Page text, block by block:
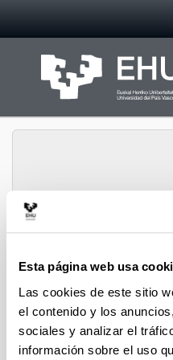
Esta página web usa
Las cookies de este sitio
el contenido y los
sociales y analizar el
información sobre el uso
Sociología y
Social
Equipo Directivo